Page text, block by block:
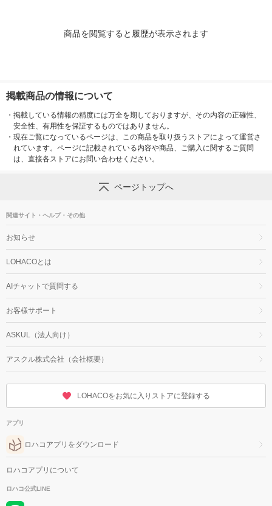
商品を閲覧すると履歴が表示されます
掲載商品の情報について
・ 掲載している情報の精度には万全を期しておりますが、その内容の正確性、
安全性、有用性を保証するものではありません。
・ 現在ご覧になっているページは、この商品を取り扱うストアによって運営さ
れています。ページに記載されている内容や商品、ご購入に関するご質問
は、直接各ストアにお問い合わせください。
ページトップへ
関連サイト・ヘルプ・その他
お知らせ
LOHACOとは
AIチャットで質問する
お客様サポート
ASKUL（法人向け）
アスクル株式会社（会社概要）
LOHACOをお気に入りストアに登録する
アプリ
ロハコアプリをダウンロード
ロハコアプリについて
ロハコ公式LINE